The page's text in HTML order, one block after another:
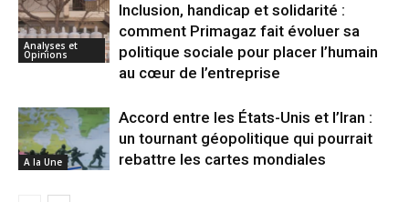
Analyses et
Opinions
Inclusion, handicap et solidarité :
comment Primagaz fait évoluer sa
politique sociale pour placer l’humain
au cœur de l’entreprise
A la Une
Accord entre les États-Unis et l’Iran :
un tournant géopolitique qui pourrait
rebattre les cartes mondiales